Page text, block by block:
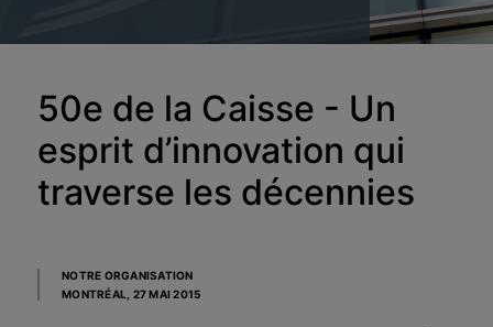
50e de la Caisse - Un
esprit d’innovation qui
traverse les décennies
NOTRE ORGANISATION
MONTRÉAL, 27 MAI 2015